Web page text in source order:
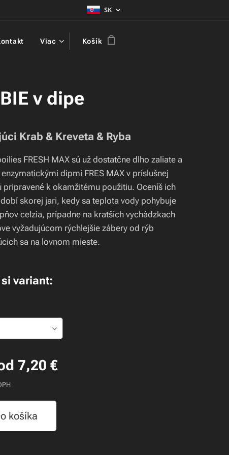
SK
Viac Košík
v dipe
Krab & Kreveta & Ryba
FRESH MAX sú už dostatčne dlho zaliate a
dipmi FRES MAX v príslušnej
pripravené k okamžitému použitiu. Oceníš ich
skorej jari, kedy sa teplota vody pohybuje
celzia, prípadne na kratších vychádzkach
vyžadujúcom rýchlejšie zábery od rýb
sa na lovnom mieste.
variant:
7,20 €
košíka